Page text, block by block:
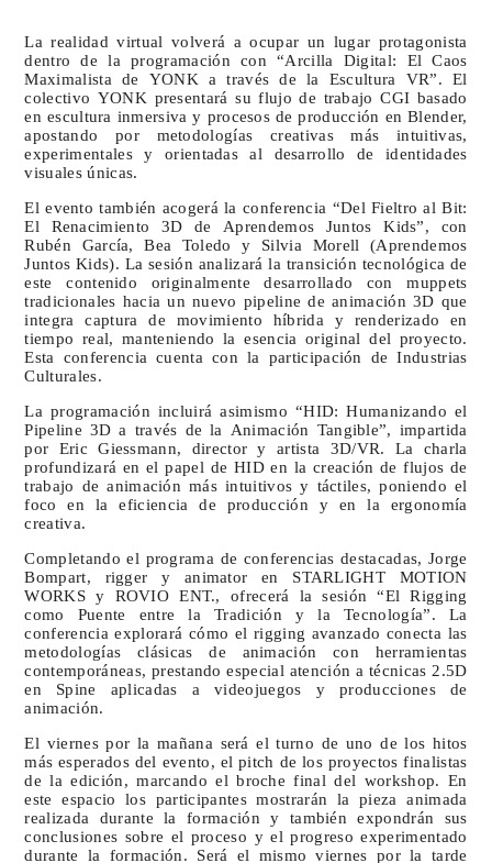
La realidad virtual volverá a ocupar un lugar protagonista
dentro de la programación con “Arcilla Digital: El Caos
Maximalista de YONK a través de la Escultura VR”. El
colectivo YONK presentará su flujo de trabajo CGI basado
en escultura inmersiva y procesos de producción en Blender,
apostando por metodologías creativas más intuitivas,
experimentales y orientadas al desarrollo de identidades
visuales únicas.
El evento también acogerá la conferencia “Del Fieltro al Bit:
El Renacimiento 3D de Aprendemos Juntos Kids”, con
Rubén García, Bea Toledo y Silvia Morell (Aprendemos
Juntos Kids). La sesión analizará la transición tecnológica de
este contenido originalmente desarrollado con muppets
tradicionales hacia un nuevo pipeline de animación 3D que
integra captura de movimiento híbrida y renderizado en
tiempo real, manteniendo la esencia original del proyecto.
Esta conferencia cuenta con la participación de Industrias
Culturales.
La programación incluirá asimismo “HID: Humanizando el
Pipeline 3D a través de la Animación Tangible”, impartida
por Eric Giessmann, director y artista 3D/VR. La charla
profundizará en el papel de HID en la creación de flujos de
trabajo de animación más intuitivos y táctiles, poniendo el
foco en la eficiencia de producción y en la ergonomía
creativa.
Completando el programa de conferencias destacadas, Jorge
Bompart, rigger y animator en STARLIGHT MOTION
WORKS y ROVIO ENT., ofrecerá la sesión “El Rigging
como Puente entre la Tradición y la Tecnología”. La
conferencia explorará cómo el rigging avanzado conecta las
metodologías clásicas de animación con herramientas
contemporáneas, prestando especial atención a técnicas 2.5D
en Spine aplicadas a videojuegos y producciones de
animación.
El viernes por la mañana será el turno de uno de los hitos
más esperados del evento, el pitch de los proyectos finalistas
de la edición, marcando el broche final del workshop. En
este espacio los participantes mostrarán la pieza animada
realizada durante la formación y también expondrán sus
conclusiones sobre el proceso y el progreso experimentado
durante la formación. Será el mismo viernes por la tarde